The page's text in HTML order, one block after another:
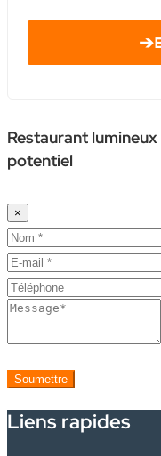
➔
Restaurant
potentiel
×
Soumettre
Liens rapides